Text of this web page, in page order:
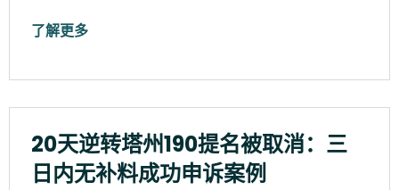
了解更多
20天逆转塔州190提名被取消：三
日内无补料成功申诉案例